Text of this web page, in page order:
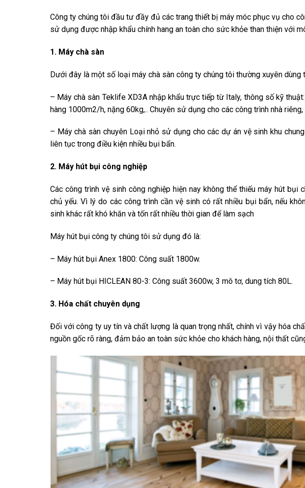
Công ty chúng tôi đầu tư đầy đủ các trang thiết bị máy móc phục vụ cho
sử dụng được nhập khẩu chính hang an toàn cho sức khỏe than thiện với
1. Máy chà sàn
Dưới đây là một số loại máy chà sàn công ty chúng tôi thường xuyên dùng
– Máy chà sàn Teklife XD3A nhập khẩu trực tiếp từ Italy, thông số kỹ
hàng 1000m2/h, nặng 60kg,.. Chuyên sử dụng cho các công trình nhà
– Máy chà sàn chuyên Loại nhỏ sử dụng cho các dự án vệ sinh khu
liên tục trong điều kiện nhiều bụi bẩn.
2. Máy hút bụi công nghiệp
Các công trình vệ sinh công nghiệp hiện nay không thể thiếu máy hút
chủ yếu. Vì lý do các công trình cần vệ sinh có rất nhiều bụi bẩn, nếu
sinh khác rất khó khăn và tốn rất nhiều thời gian để làm sạch
Máy hút bụi công ty chúng tôi sử dụng đó là:
– Máy hút bụi Anex 1800: Công suất 1800w.
– Máy hút bụi HICLEAN 80-3: Công suất 3600w, 3 mô tơ, dung tích 80L.
3. Hóa chất chuyên dụng
Đối với công ty uy tín và chất lượng là quan trọng nhất, chính vì vậy hóa
nguồn gốc rõ ràng, đảm bảo an toàn sức khỏe cho khách hàng, nội thất